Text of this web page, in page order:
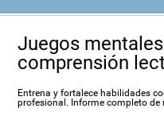
Juegos
comprensión
Entrena y fortalece habilidades
profesional. Informe completo de